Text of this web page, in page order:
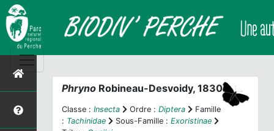
Phryno Robineau-Desvoidy, 1830
Classe : Insecta Ordre : Diptera
Famille
: Tachinidae Sous-Famille : Exoristinae